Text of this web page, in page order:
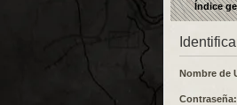
Índice
Nombre de
Contraseña: